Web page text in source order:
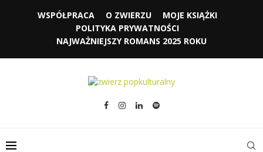
WSPÓŁPRACA O ZWIERZU
MOJE KSIĄŻKI
POLITYKA PRYWATNOŚCI
NAJWAŻNIEJSZY ROMANS 2025 ROKU